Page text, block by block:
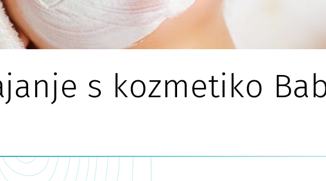
s kozmetiko